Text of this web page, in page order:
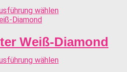
wählen
Weiß-Diamond
wählen